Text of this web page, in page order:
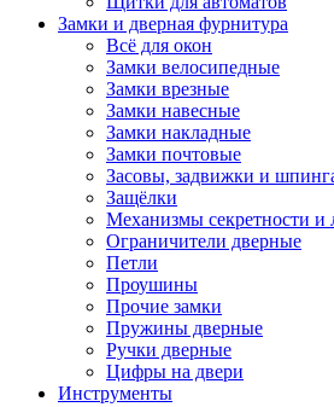
Замки и дверная фурнитура
Всё для окон
Замки велосипедные
Замки врезные
Замки навесные
Замки накладные
Замки почтовые
Засовы, задвижки и
Защёлки
Механизмы секретности
Ограничители дверные
Петли
Проушины
Прочие замки
Пружины дверные
Ручки дверные
Цифры на двери
Инструменты